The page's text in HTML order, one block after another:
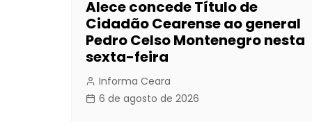
Alece concede Título de
Cidadão Cearense ao general
Pedro Celso Montenegro nesta
sexta-feira
Informa Ceara
6 de agosto de 2026